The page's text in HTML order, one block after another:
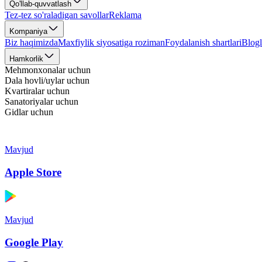
Qo'llab-quvvatlash
Tez-tez so'raladigan savollarReklama
Kompaniya
Biz haqimizdaMaxfiylik siyosatiga rozimanFoydalanish shartlari
Hamkorlik
Mehmonxonalar uchun
Dala hovli/uylar uchun
Kvartiralar uchun
Sanatoriyalar uchun
Gidlar uchun
Mavjud
Apple Store
Mavjud
Google Play